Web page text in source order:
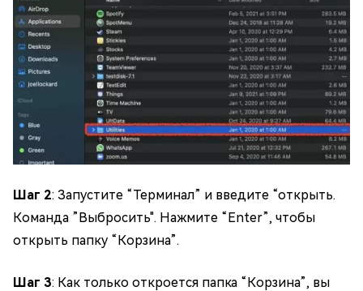
Шаг 2: Запустите “Терминал” и введите “открыть.
Команда ”Выбросить". Нажмите “Enter”, чтобы
открыть папку “Корзина”.
Шаг 3: Как только откроется папка “Корзина”, вы